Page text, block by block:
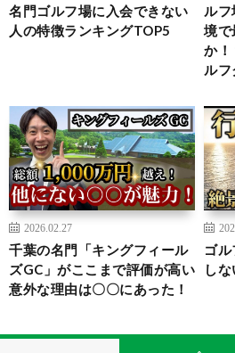
名門ゴルフ場に入会できない
人の特徴ランキングTOP5
ル
境で
か！
ルフ
2026.02.27
千葉の名門「キングフィール
ズGC」がここまで評価が高い
意外な理由は〇〇にあった！
ゴ
し